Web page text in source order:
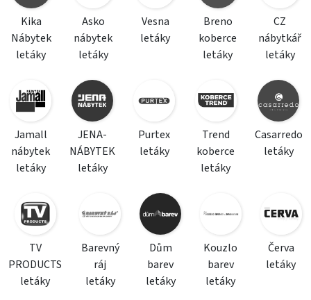
Kika
Nábytek
letáky
Asko
nábytek
letáky
Vesna
letáky
Breno
koberce
letáky
CZ
nábytkář
letáky
Jamall
nábytek
letáky
JENA-
NÁBYTEK
letáky
Purtex
letáky
Trend
koberce
letáky
Casarredo
letáky
TV
PRODUCTS
letáky
Barevný
ráj
letáky
Dům
barev
letáky
Kouzlo
barev
letáky
Červa
letáky